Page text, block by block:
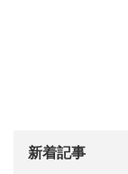
新着記事